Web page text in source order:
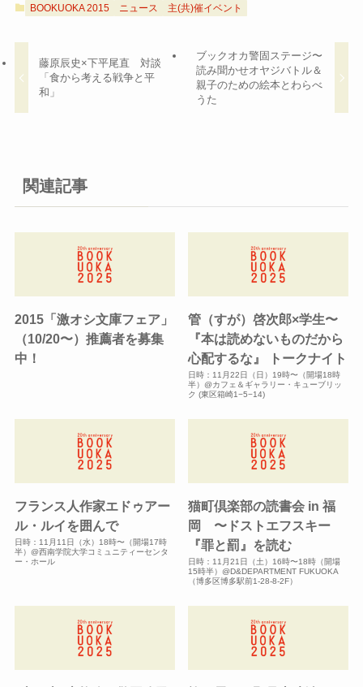
BOOKUOKA 2015 ニュース 主(共)催イベント
藤原辰史×下平尾直 対談
「食から考える戦争と平
和」
ブックオカ警固ステージ〜
読み聞かせオヤジバトル＆
親子のための絵本とわらべ
うた
関連記事
2015「激オシ文庫フェア」
（10/20〜）推薦者を募集
中！
管（すが）啓次郎×学生〜
『本は読めないものだから
心配するな』 トークナイト
日時：11月22日（日）19時〜（開場18時
半）@カフェ＆ギャラリー・キューブリッ
ク (東区箱崎1−5−14)
フランス人作家エドゥアー
ル・ルイを囲んで
日時：11月11日（水）18時〜（開場17時
半）@西南学院大学コミュニティーセンタ
ー・ホール
猫町倶楽部の読書会 in 福
岡 〜ドストエフスキー
『罪と罰』を読む
日時：11月21日（土）16時〜18時（開場
15時半）@D&DEPARTMENT FUKUOKA
（博多区博多駅前1-28-8-2F）